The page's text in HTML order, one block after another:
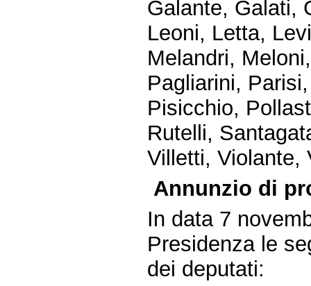
Galante, Galati,
Leoni, Letta,
Melandri,
Pagliarini,
Pisicchio,
Rutelli,
Villetti, Violante,
Annunzio di
In data 7
Presidenza le
dei deputati: